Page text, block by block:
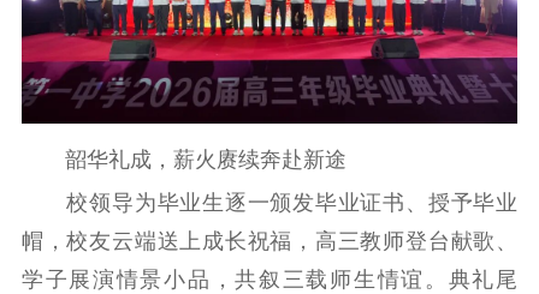
韶华礼成，薪火赓续奔赴新途
校领导为毕业生逐一颁发毕业证书、授予毕业
帽，校友云端送上成长祝福，高三教师登台献歌、
学子展演情景小品，共叙三载师生情谊。典礼尾